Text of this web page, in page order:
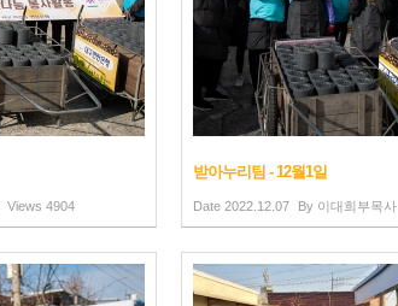
Views 4904
받아누리팀 - 12월1일
Date 2022.12.07 By 이대희부목사